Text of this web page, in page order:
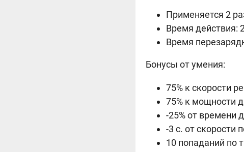
Применяется 2
Время действия:
Время
Бонусы от умения:
75% к скорости
75% к мощности
-25% от времени
-3 с. от скорости
10 попаданий по